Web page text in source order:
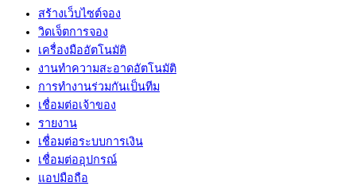
สร้างเว็บไซต์จอง
วิดเจ็ตการจอง
เครื่องมืออัตโนมัติ
งานทำความสะอาดอัตโนมัติ
การทำงานร่วมกันเป็นทีม
เชื่อมต่อเจ้าของ
รายงาน
เชื่อมต่อระบบการเงิน
เชื่อมต่ออุปกรณ์
แอปมือถือ